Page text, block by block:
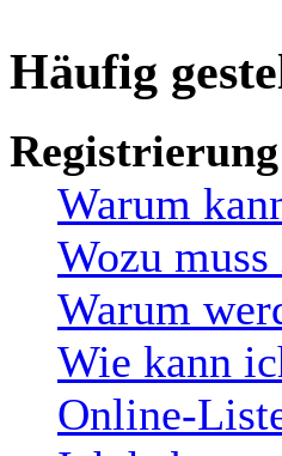
Häufig
Warum
Wozu
Warum
Wie kann
Online-